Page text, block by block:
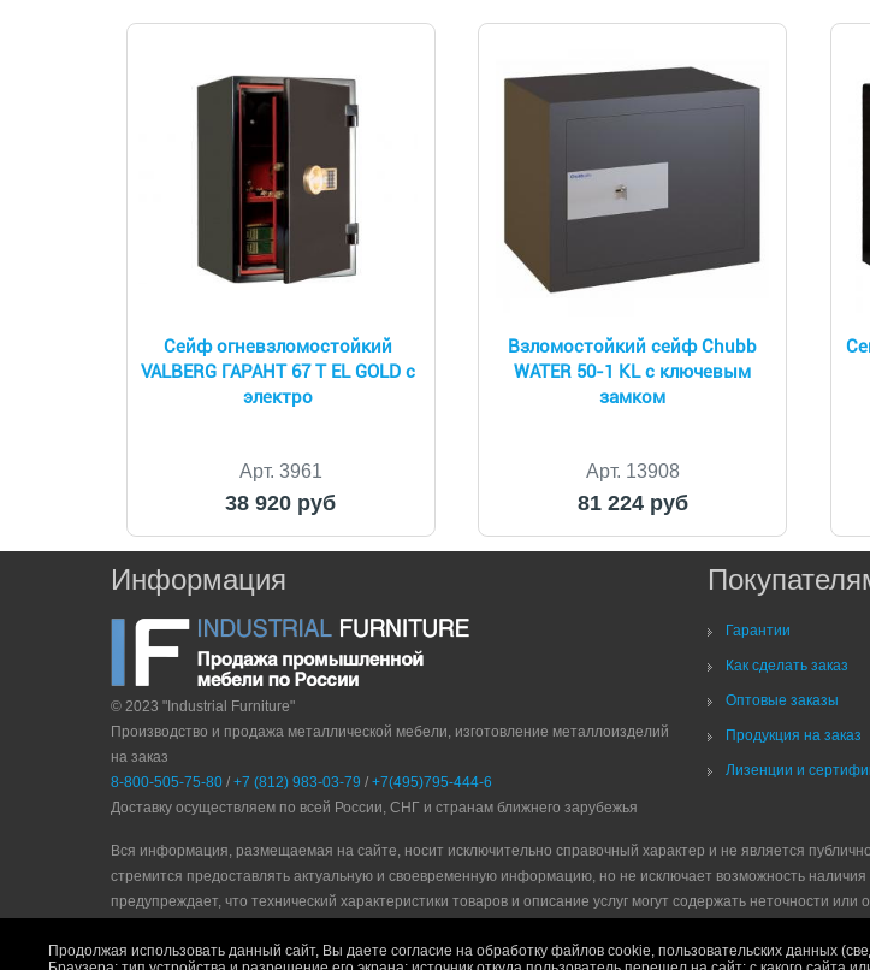
Сейф огневзломостойкий
VALBERG ГАРАНТ 67 T EL GOLD с
электро
Арт. 3961
38 920 руб
Взломостойкий сейф Chubb
WATER 50-1 KL с ключевым
замком
Арт. 13908
81 224 руб
Информация
© 2023 "Industrial Furniture"
Производство и продажа металлической мебели, изготовление металлоизделий
на заказ
8-800-505-75-80 / +7 (812) 983-03-79 / +7(495)795-444-6
Доставку осуществляем по всей России, СНГ и странам ближнего зарубежья
Гарантии
Как сделать заказ
Оптовые заказы
Продукция на заказ
Лизенции и
Вся информация, размещаемая на сайте, носит исключительно справочный характер и не является
стремится предоставлять актуальную и своевременную информацию, но не исключает возможность
прeдупрeждaeт, что технический характеристики товаров и описание услуг могут содержать неточности или
Продолжая использовать данный сайт, Вы даете согласие на обработку файлов cookie, пользовательских данных